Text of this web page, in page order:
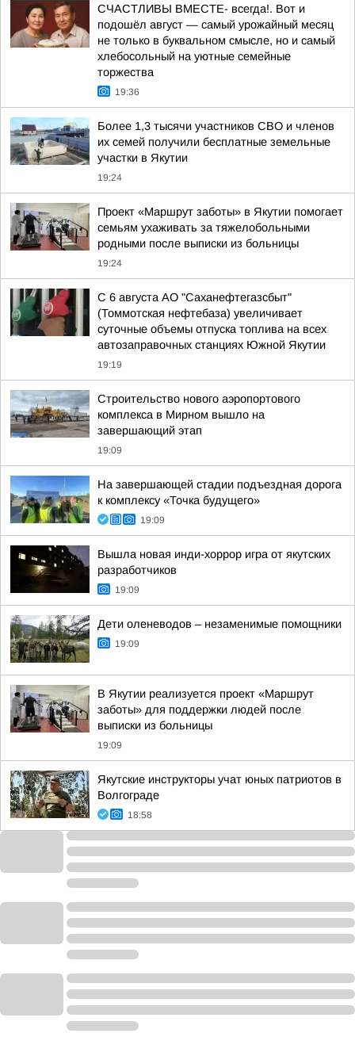
СЧАСТЛИВЫ ВМЕСТЕ- всегда!. Вот и
подошёл август — самый урожайный месяц
не только в буквальном смысле, но и самый
хлебосольный на уютные семейные
торжества
19:36
Более 1,3 тысячи участников СВО и членов
их семей получили бесплатные земельные
участки в Якутии
19:24
Проект «Маршрут заботы» в Якутии помогает
семьям ухаживать за тяжелобольными
родными после выписки из больницы
19:24
С 6 августа АО "Саханефтегазсбыт"
(Томмотская нефтебаза) увеличивает
суточные объемы отпуска топлива на всех
автозаправочных станциях Южной Якутии
19:19
Строительство нового аэропортового
комплекса в Мирном вышло на
завершающий этап
19:09
На завершающей стадии подъездная дорога
к комплексу «Точка будущего»
19:09
Вышла новая инди-хоррор игра от якутских
разработчиков
19:09
Дети оленеводов – незаменимые помощники
19:09
В Якутии реализуется проект «Маршрут
заботы» для поддержки людей после
выписки из больницы
19:09
Якутские инструкторы учат юных патриотов в
Волгограде
18:58